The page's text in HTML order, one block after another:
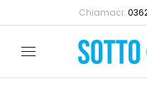
Chiamaci: